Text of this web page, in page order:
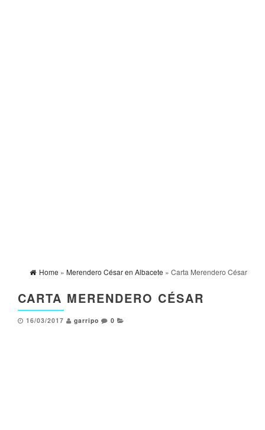
Home » Merendero César en Albacete » Carta Merendero César
CARTA MERENDERO CÉSAR
16/03/2017 garripo 0